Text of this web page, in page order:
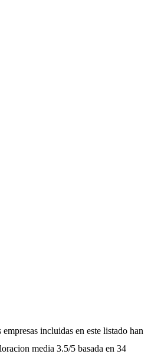
empresas incluidas en este listado han
media 3.5/5 basada en 34